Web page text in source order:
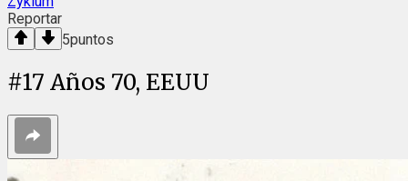
Reportar
5puntos
#17 Años 70, EEUU